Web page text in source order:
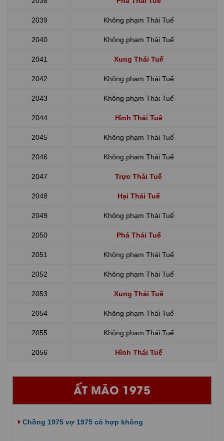
2039 Không phạm Thái Tuế
2040 Không phạm Thái Tuế
2041 Xung Thái Tuế
2042 Không phạm Thái Tuế
2043 Không phạm Thái Tuế
2044 Hình Thái Tuế
2045 Không phạm Thái Tuế
2046 Không phạm Thái Tuế
2047 Trực Thái Tuế
2048 Hại Thái Tuế
2049 Không phạm Thái Tuế
2050 Phá Thái Tuế
2051 Không phạm Thái Tuế
2052 Không phạm Thái Tuế
2053 Xung Thái Tuế
2054 Không phạm Thái Tuế
2055 Không phạm Thái Tuế
2056 Hình Thái Tuế
ẤT MÃO 1975
Chồng 1975 vợ 1975 có hợp không